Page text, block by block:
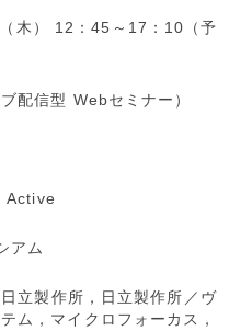
12：45～17：10（予
信型 Webセミナー）
アム
製作所，日立製作所／ヴ
ム，マイクロフォーカス，